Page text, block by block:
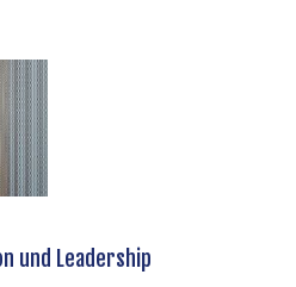
und Leadership